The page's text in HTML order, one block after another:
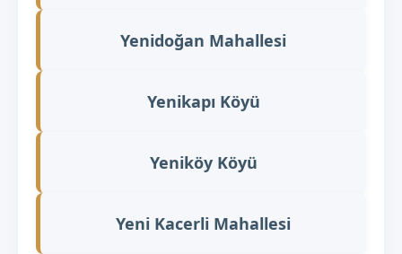
Yenidoğan Mahallesi
Yenikapı Köyü
Yeniköy Köyü
Yeni Kacerli Mahallesi